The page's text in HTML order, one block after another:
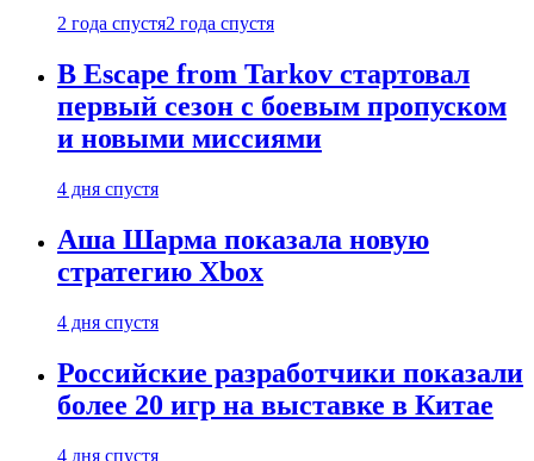
2 года спустя2 года спустя
В Escape from Tarkov стартовал
первый сезон с боевым пропуском
и новыми миссиями
4 дня спустя
Аша Шарма показала новую
стратегию Xbox
4 дня спустя
Российские разработчики показали
более 20 игр на выставке в Китае
4 дня спустя